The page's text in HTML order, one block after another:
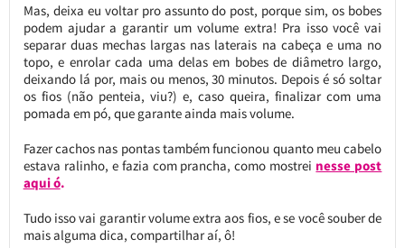
Mas, deixa eu voltar pro assunto do post, porque sim, os bobes
podem ajudar a garantir um volume extra! Pra isso você vai
separar duas mechas largas nas laterais na cabeça e uma no
topo, e enrolar cada uma delas em bobes de diâmetro largo,
deixando lá por, mais ou menos, 30 minutos. Depois é só soltar
os fios (não penteia, viu?) e, caso queira, finalizar com uma
pomada em pó, que garante ainda mais volume.
Fazer cachos nas pontas também funcionou quanto meu cabelo
estava ralinho, e fazia com prancha, como mostrei nesse post
aqui ó.
Tudo isso vai garantir volume extra aos fios, e se você souber de
mais alguma dica, compartilhar aí, ô!